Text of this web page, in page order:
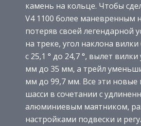
камень на кольце. Чтобы
V4 1100 более маневренным
потеряв своей легендарной
на треке, угол наклона
с 25,1 ° до 24,7 °, вылет вилки
мм до 35 мм, а трейл
мм до 99,7 мм. Все эти
шасси в сочетании с
алюминиевым маятником,
настройками подвески и